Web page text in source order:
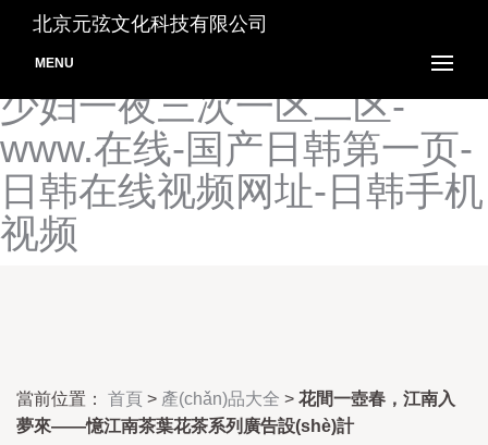
日本成人在线播放-草草浮力
影院-69视频免费在线观看-
少妇一夜三次一区二区-
www.在线-国产日韩第一页-
日韩在线视频网址-日韩手机
视频
北京元弦文化科技有限公司
MENU
當前位置： 首頁 > 產(chǎn)品大全 > 花間一壺春，江南入
夢來——憶江南茶葉花茶系列廣告設(shè)計